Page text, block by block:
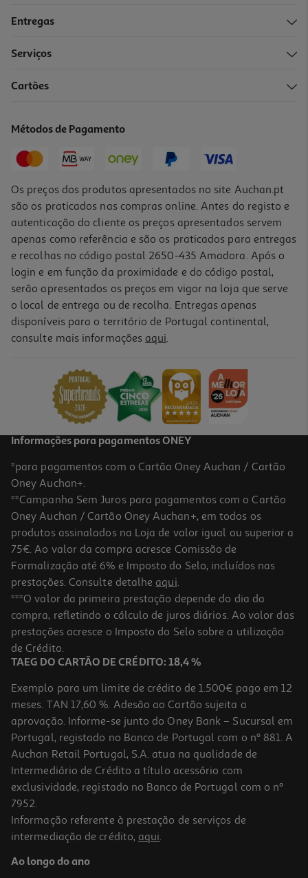
Entregas
Serviços
Cartões
Métodos de Pagamento
Os preços dos produtos apresentados no site Auchan.pt
são os praticados nas compras online. Antes do registo e
autenticação do cliente os preços apresentados servem
apenas como referência e são os praticados para entregas
e recolhas no código postal 2650-435 Amadora. Após o
login e em função da proximidade e do código postal,
serão apresentados os preços em vigor na loja que serve
o local de entrega ou de recolha. Entregas apenas
disponíveis para o território de Portugal continental,
consulte mais informações aqui.
Informações para pagamentos ONEY
*para pagamentos com o Cartão Oney Auchan / Cartão
Oney Auchan+.
**Campanha Sem Juros para pagamentos com o Cartão
Oney Auchan / Cartão Oney Auchan+, em todos os
produtos assinalados na Loja de valor igual ou superior a
75€. Ao valor da compra acresce Comissão de
Formalização até 6% e Imposto do Selo, incluídos nas
prestações. Consulte detalhe aqui.
***O valor da primeira prestação depende do dia da
compra, refletindo o cálculo de juros diários. Ao valor das
prestações acresce o Imposto do Selo sobre a utilização
de Crédito.
TAEG DO CARTÃO DE CRÉDITO: 18,4 %
Exemplo para um limite de crédito de 1.500€ pago em 12
meses. TAN 17,60 %. Adesão ao Cartão sujeita a
aprovação. Informe-se junto do Oney Bank – Sucursal em
Portugal, registado no Banco de Portugal com o nº 881. A
Auchan Retail Portugal, S.A. atua na qualidade de
Intermediário de Crédito a título acessório com
exclusividade, registado no Banco de Portugal com o nº
7952.
Informação referente à prestação de serviços de
intermediação de crédito, aqui.
Ao longo do ano